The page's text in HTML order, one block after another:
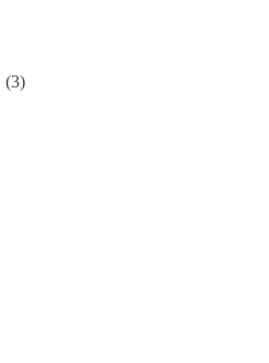
(3)